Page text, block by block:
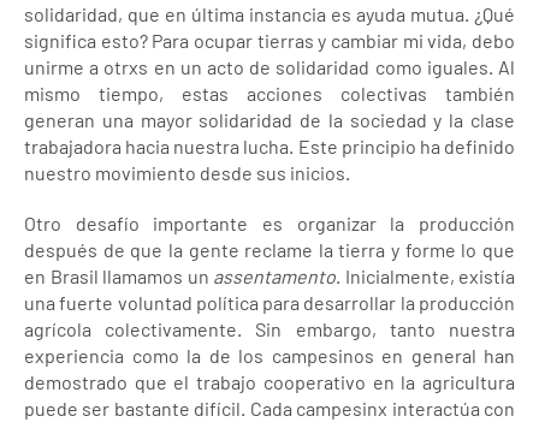
solidaridad, que en última instancia es ayuda mutua. ¿Qué
significa esto? Para ocupar tierras y cambiar mi vida, debo
unirme a otrxs en un acto de solidaridad como iguales. Al
mismo tiempo, estas acciones colectivas también
generan una mayor solidaridad de la sociedad y la clase
trabajadora hacia nuestra lucha. Este principio ha definido
nuestro movimiento desde sus inicios.
Otro desafío importante es organizar la producción
después de que la gente reclame la tierra y forme lo que
en Brasil llamamos un assentamento. Inicialmente, existía
una fuerte voluntad política para desarrollar la producción
agrícola colectivamente. Sin embargo, tanto nuestra
experiencia como la de los campesinos en general han
demostrado que el trabajo cooperativo en la agricultura
puede ser bastante difícil. Cada campesinx interactúa con